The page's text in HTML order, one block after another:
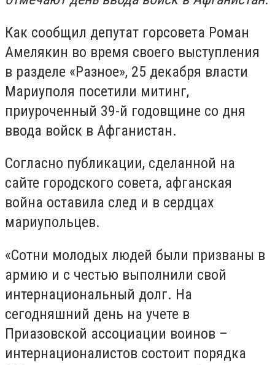
Как сообщил депутат горсовета Роман
Амелякин во время своего выступления
в разделе «Разное», 25 декабря власти
Мариуполя посетили митинг,
приуроченный 39-й годовщине со дня
ввода войск в Афганистан.
Согласно публикации, сделанной на
сайте городского совета, афганская
война оставила след и в сердцах
мариупольцев.
«Сотни молодых людей были призваны в
армию и с честью выполнили свой
интернациональный долг. На
сегодняшний день на учете в
Приазовской ассоциации воинов –
интернационалистов состоит порядка